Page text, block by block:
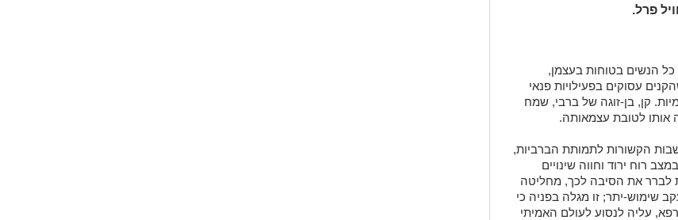
פרל.
הנשים בטוחות בעצמן,
עסוקים בפעילויות פנאי
קן, בן-זוגה של ברבי, שמח
אותו לטובת עצמאותה.
הקשורות לתמותת הברביות,
רוח ירוד וחווה שינויים
לברר את הסיבה לכך, מחליטה
שימוש-יתר; זו מגלה בפניה כי
עליה לנסוע לעולם האמיתי